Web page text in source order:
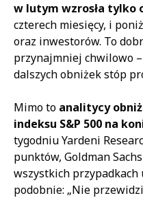
w lutym wzrosła tylko
czterech miesięcy, i
oraz inwestorów. To
przynajmniej chwilowo
dalszych obniżek stóp
Mimo to analitycy
indeksu S&P 500 na
tygodniu Yardeni
punktów, Goldman
wszystkich
podobnie: „Nie